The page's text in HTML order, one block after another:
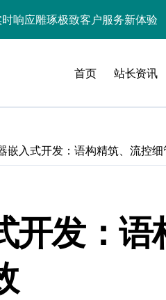
引擎，实时处理引领数据流新
数据洪流，重塑大数据处理新
化：技术革新驱动数据处理效
理提效，精准调控信息流
时引擎构建与科技驱动的性能优
处理驱动效能实现飞跃增长
首页 站长资讯
嵌入式开发：语构精筑、流控
开发：